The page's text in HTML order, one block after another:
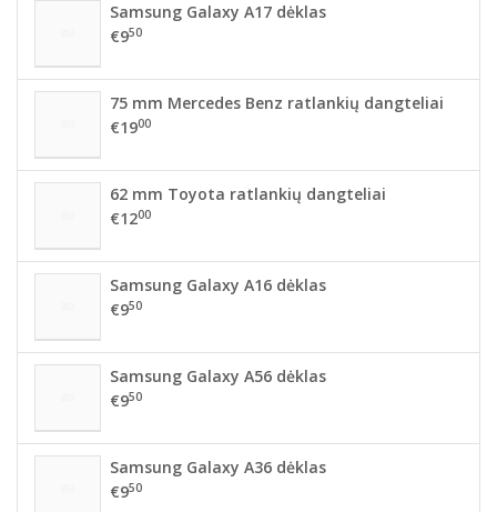
Samsung Galaxy A17 dėklas
€950
75 mm Mercedes Benz ratlankių dangteliai
€1900
62 mm Toyota ratlankių dangteliai
€1200
Samsung Galaxy A16 dėklas
€950
Samsung Galaxy A56 dėklas
€950
Samsung Galaxy A36 dėklas
€950